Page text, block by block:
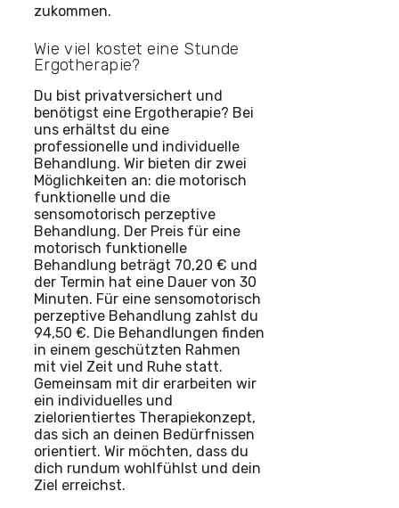
zukommen.
Wie viel kostet eine Stunde
Ergotherapie?
Du bist privatversichert und
benötigst eine Ergotherapie? Bei
uns erhältst du eine
professionelle und individuelle
Behandlung. Wir bieten dir zwei
Möglichkeiten an: die motorisch
funktionelle und die
sensomotorisch perzeptive
Behandlung. Der Preis für eine
motorisch funktionelle
Behandlung beträgt 70,20 € und
der Termin hat eine Dauer von 30
Minuten. Für eine sensomotorisch
perzeptive Behandlung zahlst du
94,50 €. Die Behandlungen finden
in einem geschützten Rahmen
mit viel Zeit und Ruhe statt.
Gemeinsam mit dir erarbeiten wir
ein individuelles und
zielorientiertes Therapiekonzept,
das sich an deinen Bedürfnissen
orientiert. Wir möchten, dass du
dich rundum wohlfühlst und dein
Ziel erreichst.